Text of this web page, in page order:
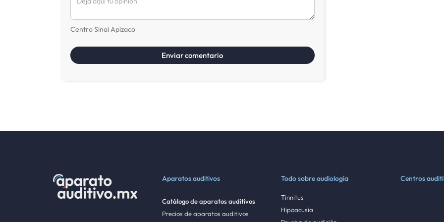
Centro Sinai Apizaco
Aparatos auditivos
Catálogo de aparatos auditivos
Precios de aparatos auditivos
Todo sobre audiología
Tinnitus
Hipoacusia
Centros